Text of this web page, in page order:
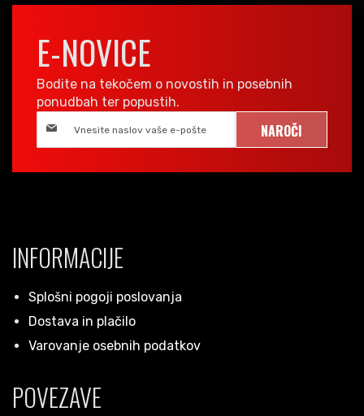
E-NOVICE
Bodite na tekočem o novostih in posebnih
ponudbah ter popustih.
NAROČI
INFORMACIJE
Splošni pogoji poslovanja
Dostava in plačilo
Varovanje osebnih podatkov
POVEZAVE